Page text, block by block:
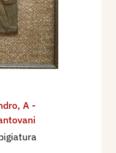
, A -